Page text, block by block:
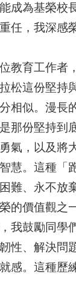
成為基榮校
任，我深感
育工作者
松這份堅持
相似。漫長
那份堅持到
氣，以及將
慧。這種
難、永不放
的價值觀之
我鼓勵同學
性、解決問
感。這種歷